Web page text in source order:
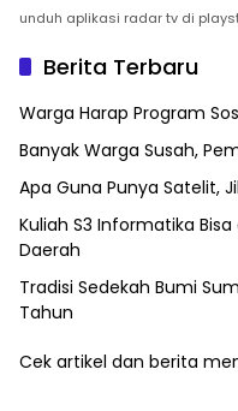
unduh aplikasi radar tv di
Berita Terbaru
Warga Harap Program
Banyak Warga Susah,
Apa Guna Punya Satelit,
Kuliah S3 Informatika
Daerah
Tradisi Sedekah Bumi
Tahun
Cek artikel dan berita